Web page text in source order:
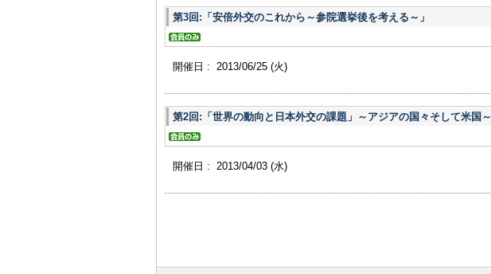
第3回:「安倍外交のこれから～参院選挙後を考える～」
開催日 : 2013/06/25 (火)
第2回:「世界の動向と日本外交の課題」～アジアの国々そして米国～
開催日 : 2013/04/03 (水)